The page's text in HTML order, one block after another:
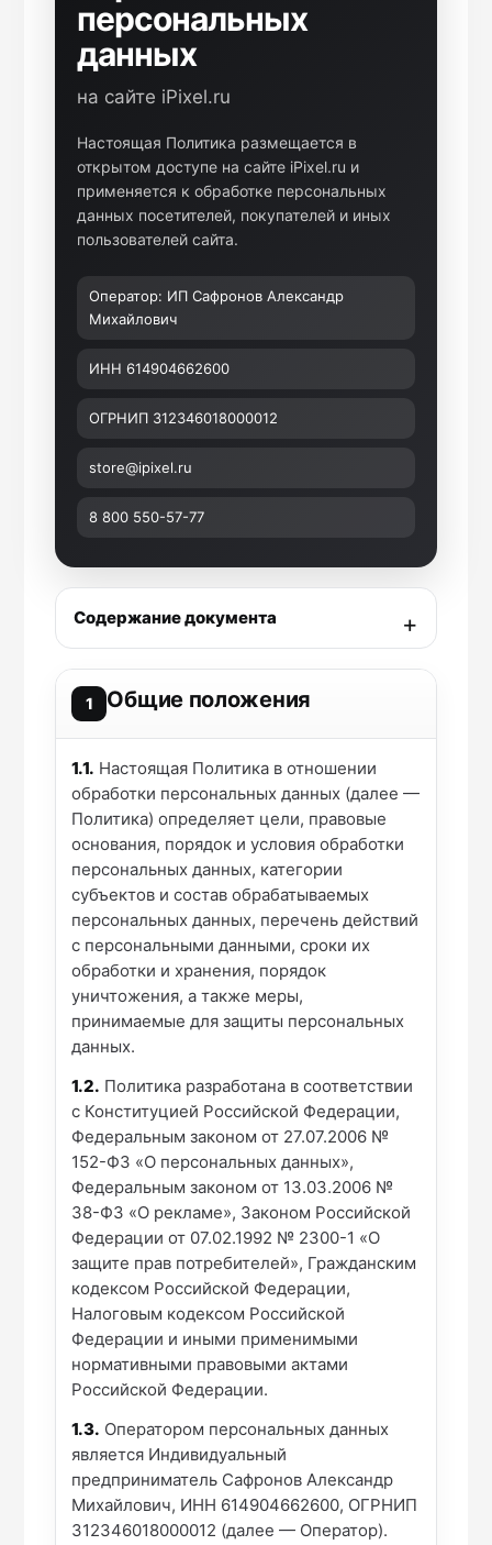
Apple Magic
персональных
данных
на сайте iPixel.ru
Настоящая Политика размещается в
открытом доступе на сайте iPixel.ru и
применяется к обработке персональных
данных посетителей, покупателей и иных
пользователей сайта.
Оператор: ИП Сафронов Александр
Михайлович
ИНН 614904662600
ОГРНИП 312346018000012
store@ipixel.ru
8 800 550-57-77
Содержание документа
1 Общие положения
1.1. Настоящая Политика в отношении
обработки персональных данных (далее —
Политика) определяет цели, правовые
основания, порядок и условия обработки
персональных данных, категории
субъектов и состав обрабатываемых
персональных данных, перечень действий
с персональными данными, сроки их
обработки и хранения, порядок
уничтожения, а также меры,
принимаемые для защиты персональных
данных.
1.2. Политика разработана в соответствии
с Конституцией Российской Федерации,
Федеральным законом от 27.07.2006 №
152-ФЗ «О персональных данных»,
Федеральным законом от 13.03.2006 №
38-ФЗ «О рекламе», Законом Российской
Федерации от 07.02.1992 № 2300-1 «О
защите прав потребителей», Гражданским
кодексом Российской Федерации,
Налоговым кодексом Российской
Федерации и иными применимыми
нормативными правовыми актами
Российской Федерации.
1.3. Оператором персональных данных
является Индивидуальный
предприниматель Сафронов Александр
Михайлович, ИНН 614904662600, ОГРНИП
312346018000012 (далее — Оператор).